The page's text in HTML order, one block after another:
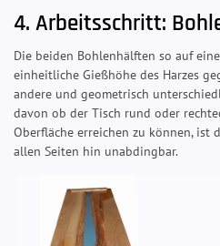
4. Arbeitsschritt:
Die beiden Bohlenhälften so auf
einheitliche Gießhöhe des Harzes
andere und geometrisch
davon ob der Tisch rund oder
Oberfläche erreichen zu können, ist
allen Seiten hin unabdingbar.